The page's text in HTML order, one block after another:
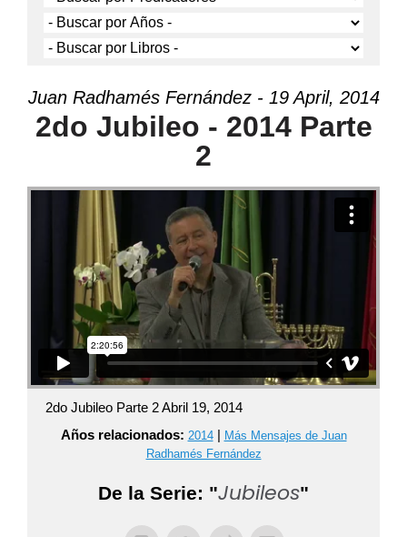
Juan Radhamés Fernández - 19 April, 2014
2do Jubileo - 2014 Parte
2
2do Jubileo Parte 2 Abril 19, 2014
Años relacionados: 2014| Más Mensajes de Juan
Radhamés Fernández
De la Serie: "Jubileos"